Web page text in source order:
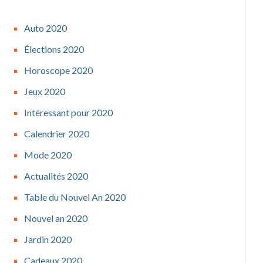
Auto 2020
Élections 2020
Horoscope 2020
Jeux 2020
Intéressant pour 2020
Calendrier 2020
Mode 2020
Actualités 2020
Table du Nouvel An 2020
Nouvel an 2020
Jardin 2020
Cadeaux 2020